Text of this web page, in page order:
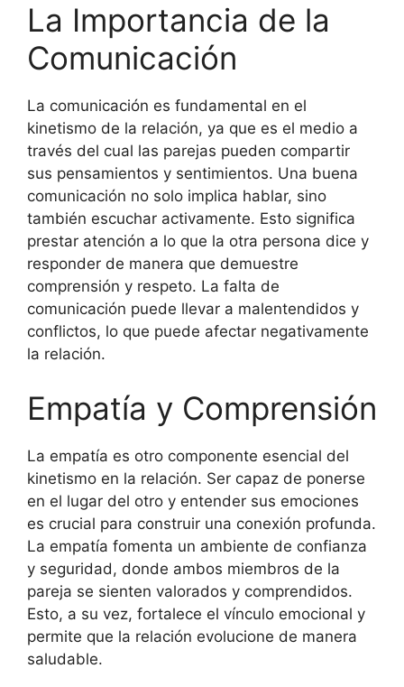
La Importancia de la
Comunicación
La comunicación es fundamental en el
kinetismo de la relación, ya que es el medio a
través del cual las parejas pueden compartir
sus pensamientos y sentimientos. Una buena
comunicación no solo implica hablar, sino
también escuchar activamente. Esto significa
prestar atención a lo que la otra persona dice y
responder de manera que demuestre
comprensión y respeto. La falta de
comunicación puede llevar a malentendidos y
conflictos, lo que puede afectar negativamente
la relación.
Empatía y Comprensión
La empatía es otro componente esencial del
kinetismo en la relación. Ser capaz de ponerse
en el lugar del otro y entender sus emociones
es crucial para construir una conexión profunda.
La empatía fomenta un ambiente de confianza
y seguridad, donde ambos miembros de la
pareja se sienten valorados y comprendidos.
Esto, a su vez, fortalece el vínculo emocional y
permite que la relación evolucione de manera
saludable.